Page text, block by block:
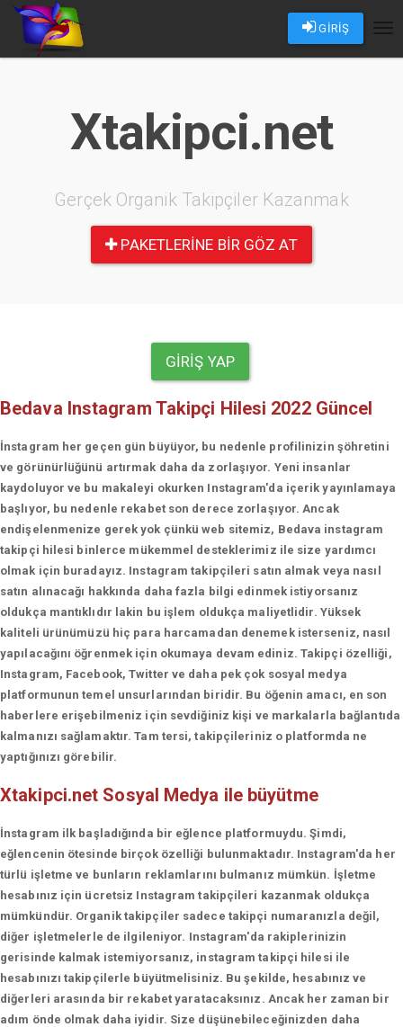
GİRİŞ
Xtakipci.net
Gerçek Organik Takipçiler Kazanmak
PAKETLERINE BIR GÖZ AT
GIRIŞ YAP
Bedava Instagram Takipçi Hilesi 2022 Güncel
İnstagram her geçen gün büyüyor, bu nedenle profilinizin şöhretini
ve görünürlüğünü artırmak daha da zorlaşıyor. Yeni insanlar
kaydoluyor ve bu makaleyi okurken Instagram'da içerik yayınlamaya
başlıyor, bu nedenle rekabet son derece zorlaşıyor. Ancak
endişelenmenize gerek yok çünkü web sitemiz, Bedava instagram
takipçi hilesi binlerce mükemmel desteklerimiz ile size yardımcı
olmak için buradayız. Instagram takipçileri satın almak veya nasıl
satın alınacağı hakkında daha fazla bilgi edinmek istiyorsanız
oldukça mantıklıdır lakin bu işlem oldukça maliyetlidir. Yüksek
kaliteli ürünümüzü hiç para harcamadan denemek isterseniz, nasıl
yapılacağını öğrenmek için okumaya devam ediniz. Takipçi özelliği,
Instagram, Facebook, Twitter ve daha pek çok sosyal medya
platformunun temel unsurlarından biridir. Bu öğenin amacı, en son
haberlere erişebilmeniz için sevdiğiniz kişi ve markalarla bağlantıda
kalmanızı sağlamaktır. Tam tersi, takipçileriniz o platformda ne
yaptığınızı görebilir.
Xtakipci.net Sosyal Medya ile büyütme
İnstagram ilk başladığında bir eğlence platformuydu. Şimdi,
eğlencenin ötesinde birçok özelliği bulunmaktadır. Instagram'da her
türlü işletme ve bunların reklamlarını bulmanız mümkün. İşletme
hesabınız için ücretsiz Instagram takipçileri kazanmak oldukça
mümkündür. Organik takipçiler sadece takipçi numaranızla değil,
diğer işletmelerle de ilgileniyor. Instagram'da rakiplerinizin
gerisinde kalmak istemiyorsanız, instagram takipçi hilesi ile
hesabınızı takipçilerle büyütmelisiniz. Bu şekilde, hesabınız ve
diğerleri arasında bir rekabet yaratacaksınız. Ancak her zaman bir
adım önde olmak daha iyidir. Size düşünebileceğinizden daha